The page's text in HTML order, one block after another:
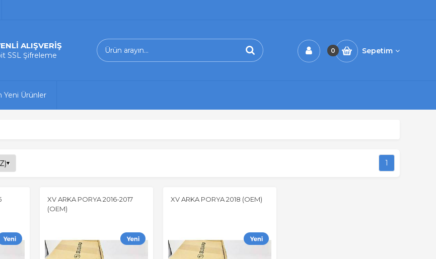
ALIŞVERİŞ
SSL Şifreleme
0 Sepetim
Yeni Ürünler
1
XV ARKA PORYA 2016-2017
(OEM)
XV ARKA PORYA 2018 (OEM)